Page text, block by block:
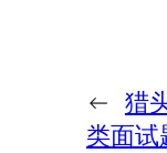
← 猎
类面试